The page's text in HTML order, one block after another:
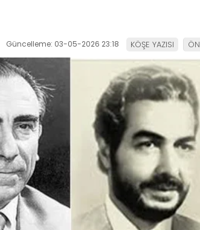
Güncelleme: 03-05-2026 23:18 KÖŞE YAZISI